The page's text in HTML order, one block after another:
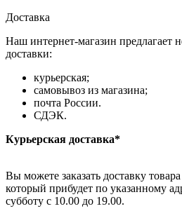
Доставка
Наш интернет-магазин предлагает
доставки:
курьерская;
самовывоз из магазина;
почта России.
СДЭК.
Курьерская доставка*
Вы можете заказать доставку
который прибудет по указанному
субботу с 10.00 до 19.00.